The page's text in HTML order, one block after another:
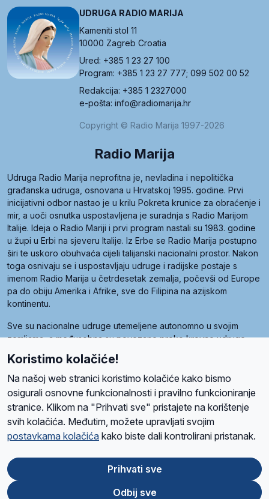
UDRUGA RADIO MARIJA
Kameniti stol 11
10000 Zagreb Croatia
Ured: +385 1 23 27 100
Program: +385 1 23 27 777; 099 502 00 52
Redakcija: +385 1 2327000
e-pošta: info@radiomarija.hr
Copyright © Radio Marija 1997-2026
Radio Marija
Udruga Radio Marija neprofitna je, nevladina i nepolitička
građanska udruga, osnovana u Hrvatskoj 1995. godine. Prvi
inicijativni odbor nastao je u krilu Pokreta krunice za obraćenje i
mir, a uoči osnutka uspostavljena je suradnja s Radio Marijom
Italije. Ideja o Radio Mariji i prvi program nastali su 1983. godine
u župi u Erbi na sjeveru Italije. Iz Erbe se Radio Marija postupno
širi te uskoro obuhvaća cijeli talijanski nacionalni prostor. Nakon
toga osnivaju se i uspostavljaju udruge i radijske postaje s
imenom Radio Marija u četrdesetak zemalja, počevši od Europe
pa do obiju Amerika i Afrike, sve do Filipina na azijskom
kontinentu.
Sve su nacionalne udruge utemeljene autonomno u svojim
zemljama, a međusobna su povezane preko krovne udruge
Radio Maria). Svjetsku obitelj utemeljilo je sedam članica, među
kojima je i hrvatska Udruga Radio Marija.
O namaRadio ProgramVolonteriPrijateljiKontaktPravila privatnosti
Ova stranica je zaštićena Google reCAPTCHA sustavom
Google
Koristimo kolačiće!
Na našoj web stranici koristimo kolačiće kako bismo
osigurali osnovne funkcionalnosti i pravilno funkcioniranje
stranice. Klikom na "Prihvati sve" pristajete na korištenje
svih kolačića. Međutim, možete upravljati svojim
postavkama kolačića kako biste dali kontrolirani pristanak.
Prihvati sve
Odbij sve